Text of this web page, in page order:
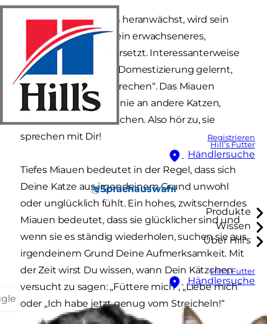
Registrieren
Hill’s Futter
Händlersuche
Sprachauswahl
Produkte
Wissen
Über Hill's
Hill’s Futter
Händlersuche
Wenn Dein Kätzchen heranwächst, wird sein
kleines „Mau“ durch ein erwachseneres,
deutlicheres „Miau“ ersetzt. Interessanterweise
haben Katzen durch Domestizierung gelernt,
mit Menschen zu „sprechen“. Das Miauen
richtet sich praktisch nie an andere Katzen,
sondern nur an Menschen. Also hör zu, sie
sprechen mit Dir!
Tiefes Miauen bedeutet in der Regel, dass sich
Deine Katze aus irgendeinem Grund unwohl
oder unglücklich fühlt. Ein hohes, zwitscherndes
Miauen bedeutet, dass sie glücklicher sind und
wenn sie es ständig wiederholen, suchen sie aus
irgendeinem Grund Deine Aufmerksamkeit. Mit
der Zeit wirst Du wissen, wann Dein Kätzchen
versucht zu sagen: „Füttere mich“, „Liebe mich“
oder „Ich habe jetzt genug vom Streicheln!“